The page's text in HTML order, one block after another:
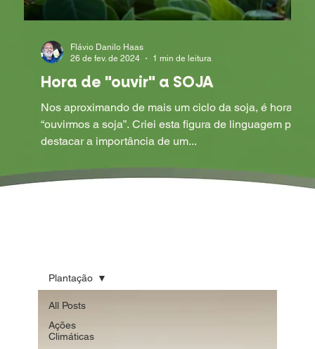
Hora de "ouvir" a SOJA
Nos aproximando de mais um ciclo da soja, é hora de
“ouvirmos a soja”. Criei esta figura de linguagem para
destacar a importância de um...
Flávio Danilo Haas
26 de fev. de 2024
1 min de leitura
All Posts
Ações
Climáticas
Plantação